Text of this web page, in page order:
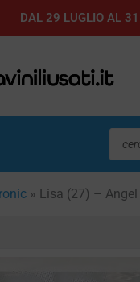
DAL 29 LUGLIO AL
» Lisa (27) – Angel